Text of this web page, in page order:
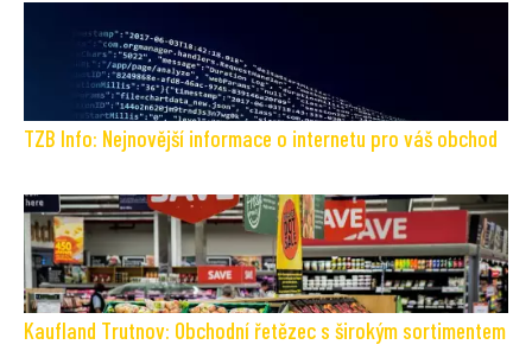
TZB Info: Nejnovější informace o internetu pro váš obchod
Kaufland Trutnov: Obchodní řetězec s širokým sortimentem